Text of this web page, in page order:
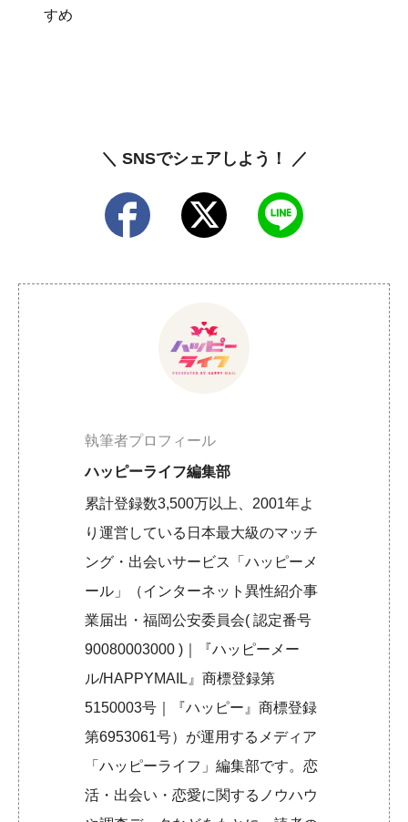
すめ
＼ SNSでシェアしよう！ ／
執筆者プロフィール
ハッピーライフ編集部
累計登録数3,500万以上、2001年よ
り運営している日本最大級のマッチ
ング・出会いサービス「ハッピーメ
ール」（インターネット異性紹介事
業届出・福岡公安委員会( 認定番号
90080003000 )｜『ハッピーメー
ル/HAPPYMAIL』商標登録第
5150003号｜『ハッピー』商標登録
第6953061号）が運用するメディア
「ハッピーライフ」編集部です。恋
活・出会い・恋愛に関するノウハウ